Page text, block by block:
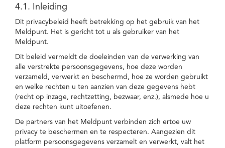
4.1. Inleiding
Dit privacybeleid heeft betrekking op het gebruik van het
Meldpunt. Het is gericht tot u als gebruiker van het
Meldpunt.
Dit beleid vermeldt de doeleinden van de verwerking van
alle verstrekte persoonsgegevens, hoe deze worden
verzameld, verwerkt en beschermd, hoe ze worden gebruikt
en welke rechten u ten aanzien van deze gegevens hebt
(recht op inzage, rechtzetting, bezwaar, enz.), alsmede hoe u
deze rechten kunt uitoefenen.
De partners van het Meldpunt verbinden zich ertoe uw
privacy te beschermen en te respecteren. Aangezien dit
platform persoonsgegevens verzamelt en verwerkt, valt het